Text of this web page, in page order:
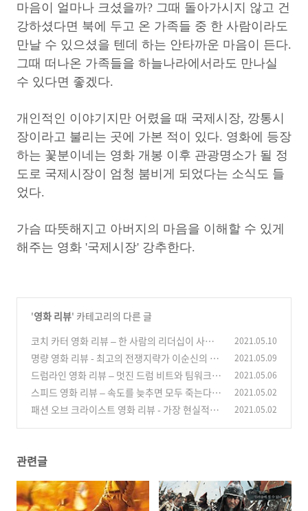
마음이 얼마나 크셨을까? 그때 돌아가시지 않고 건
강하셨다면 북에 두고 온 가족들 중 한 사람이라도
만날 수 있으셨을 텐데 하는 안타까운 마음이 든다.
그때 떠나온 가족들을 하늘나라에서라도 만나실
수 있다면 좋겠다.
개인적인 이야기지만 어렸을 때 국제시장, 깡통시
장이라고 불리는 곳에 가본 적이 있다. 영화에 등장
하는 꽃분이네는 영화 개봉 이후 관광명소가 될 정
도로 국제시장이 엄청 붐비게 되었다는 소식도 들
었다.
가슴 따뜻해지고 아버지의 마음을 이해할 수 있게
해주는 영화 '국제시장' 강추한다.
'영화 리뷰' 카테고리의 다른 글
코치 카터 영화 리뷰 – 한 사람의 리더십이 사람
을 변화시킨다
(0)
2021.05.10
명량 영화 리뷰 - 최고의 전쟁지략가 이순신의 명
량대첩 (0)
2021.05.09
드럼라인 영화 리뷰 – 멋진 드럼 비트와 팀워크의
중요성
(0)
2021.05.06
스피드 영화 리뷰 – 속도를 늦추면 모두 죽는다!
(0)
2021.05.02
패션 오브 크라이스트 영화 리뷰 - 가장 현실적인
2021.05.02
관련글